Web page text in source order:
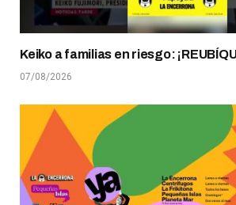
Keiko a familias en riesgo:
07/08/2026